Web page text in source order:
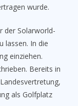
wurde.
der Solarworld-
lassen. In die
einziehen.
Bereits in
als Golfplatz